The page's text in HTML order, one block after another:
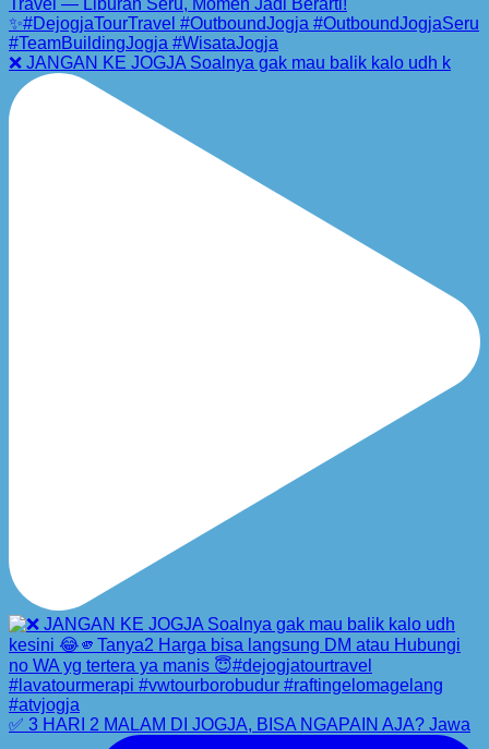
❌ JANGAN KE JOGJA Soalnya gak mau balik kalo udh k
✅ 3 HARI 2 MALAM DI JOGJA, BISA NGAPAIN AJA? Jawa